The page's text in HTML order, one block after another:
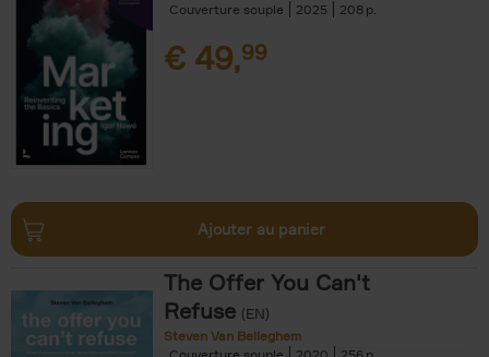
Couverture souple
2025 208
€ 49,99
Ajouter au panier
The Offer You Can't
Refuse (EN)
Steven Van Belleghem